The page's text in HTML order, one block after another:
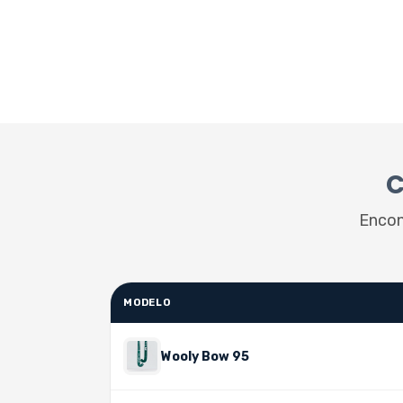
MODELO
Wooly Bow 95